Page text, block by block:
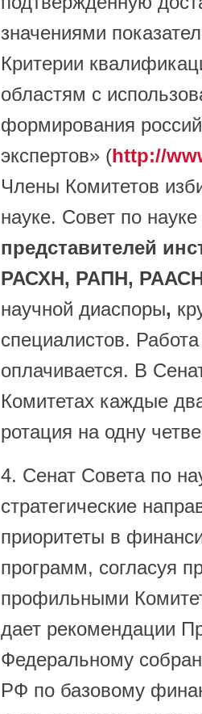
значениями
Критерии
областям с
формирования
экспертов» (http://
Члены Комитетов
науке. Совет по
представителей
РАСХН, РАПН,
научной диаспоры,
специалистов.
оплачивается. В
Комитетах каждые
ротация на одну
4. Сенат Совета по
стратегические
приоритеты в
программ, согласуя
профильными
дает рекомендации
Федеральному
РФ по базовому